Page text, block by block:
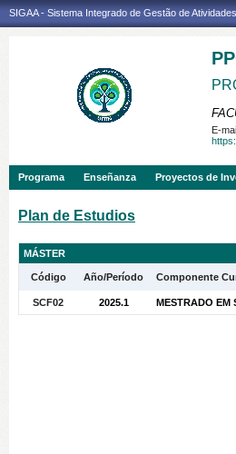
SIGAA - Sistema Integrado de Gestão de
E-
Programa Enseñanza Proyectos de
Plan de Estudios
MÁSTER
Código Año/Período Componente
SCF02 2025.1 MESTRADO EM